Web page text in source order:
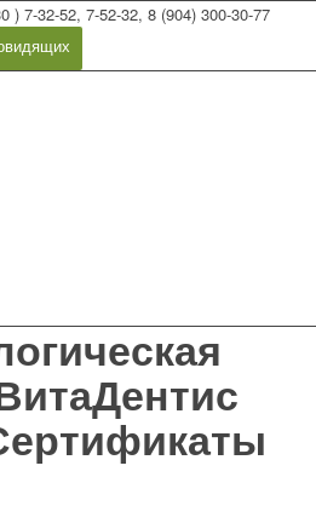
7-32-52, 7-52-32, 8 (904) 300-30-77